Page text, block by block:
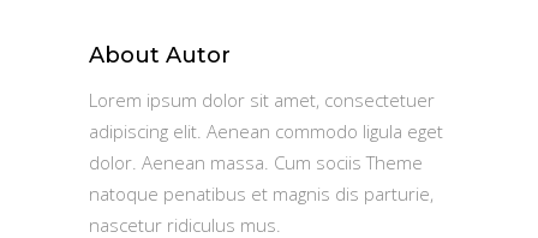
About Autor
Lorem ipsum dolor sit amet, consectetuer
adipiscing elit. Aenean commodo ligula eget
dolor. Aenean massa. Cum sociis Theme
natoque penatibus et magnis dis parturie,
nascetur ridiculus mus.